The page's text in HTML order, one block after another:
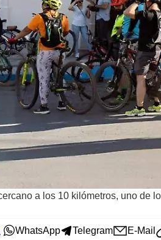
a los 10 kilómetros, uno de
WhatsApp Telegram E-Mail